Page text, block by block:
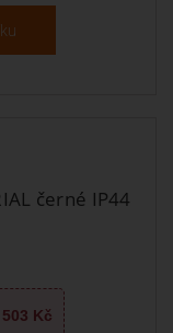
černé IP44
503 Kč